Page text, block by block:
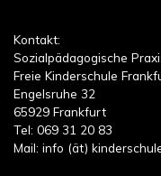
Kontakt:
Sozialpädagogische
Freie Kinderschule
Engelsruhe 32
65929 Frankfurt
Tel: 069 31 20 83
Mail: info (ät)